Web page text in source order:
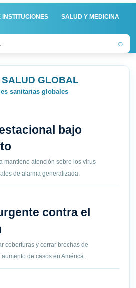
SALUD Y MEDICINA
⌕
GLOBAL
sanitarias globales
bajo
mantiene atención sobre los virus
de alarma generalizada.
contra el
coberturas y cerrar brechas de
de casos en América.